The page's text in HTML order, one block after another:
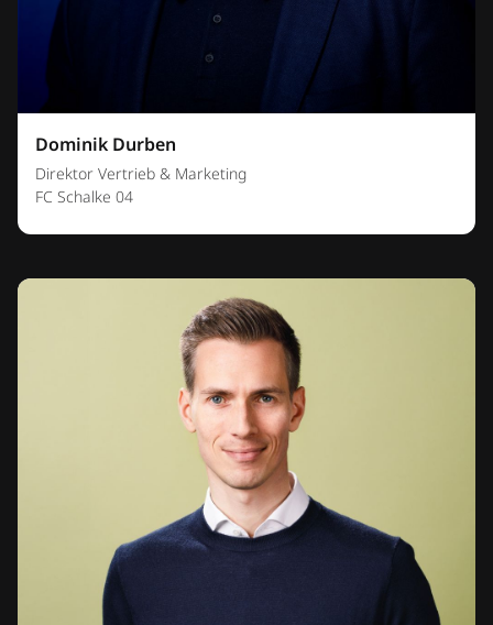
Dominik Durben
Direktor Vertrieb & Marketing
FC Schalke 04